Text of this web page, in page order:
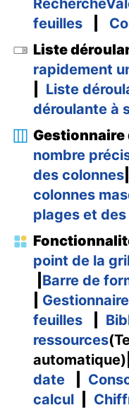
feuilles
Liste
rapidement
Liste
déroulante à
Gestionnaire
nombre
des colonnes
colonnes
plages et
point de la
Barre de
feuilles
ressources
automatique)
date
calcul